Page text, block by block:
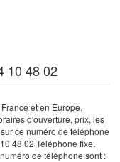
10 48 02
et en Europe.
d'ouverture, prix, les
ce numéro de téléphone
48 02 Téléphone fixe,
de téléphone sont :